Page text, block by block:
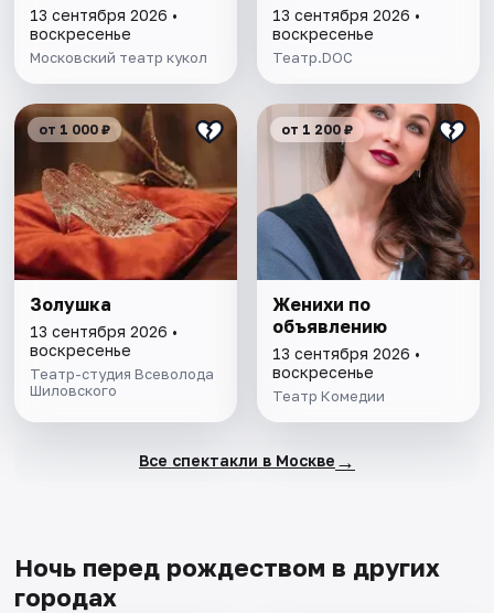
13 сентября 2026 •
воскресенье
Московский театр кукол
13 сентября 2026 •
воскресенье
Театр.DOC
от 1 000 ₽
Золушка
13 сентября 2026 •
воскресенье
Театр-студия Всеволода
Шиловского
от 1 200 ₽
Женихи по
объявлению
13 сентября 2026 •
воскресенье
Театр Комедии
Все спектакли в Москве →
Ночь перед рождеством в других
городах